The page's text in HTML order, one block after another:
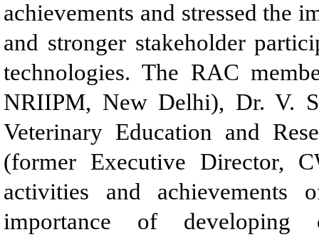
achievements and stressed the
and stronger stakeholder
technologies. The RAC
NRIIPM, New Delhi), Dr. V.
Veterinary Education and
(former Executive Director,
activities and achievements
importance of developing